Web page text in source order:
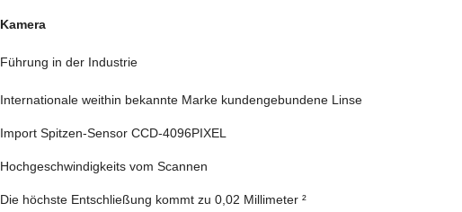
Kamera
Führung in der Industrie
Internationale weithin bekannte Marke kundengebundene Linse
Import Spitzen-Sensor CCD-4096PIXEL
Hochgeschwindigkeits vom Scannen
Die höchste Entschließung kommt zu 0,02 Millimeter ²